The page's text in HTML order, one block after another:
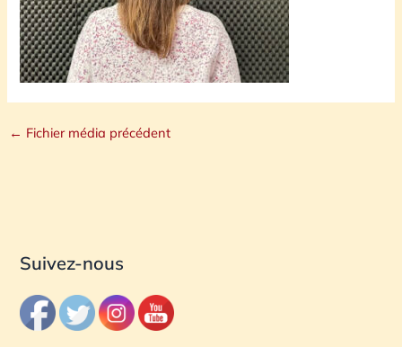
← Fichier média précédent
Suivez-nous